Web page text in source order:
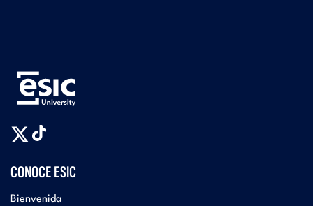
CONOCE ESIC
Bienvenida